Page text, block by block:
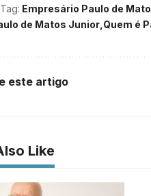
Tag: Empresário Paulo de
de Matos Junior Quem é
este artigo
Like